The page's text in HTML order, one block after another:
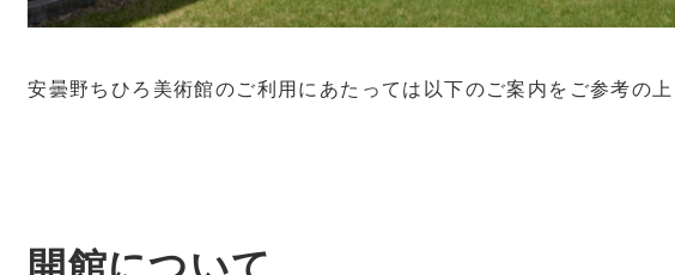
安曇野ちひろ美術館のご利用にあたっては以下のご案内をご参考の上
開館について